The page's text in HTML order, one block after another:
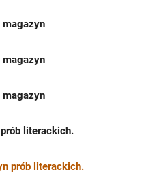
magazyn
magazyn
magazyn
literackich.
prób literackich.